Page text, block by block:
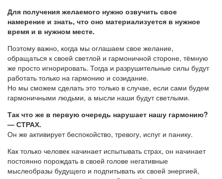
Для получения желаемого нужно озвучить свое
намерение и знать, что оно материализуется в нужное
время и в нужном месте.
Поэтому важно, когда мы оглашаем свое желание,
обращаться к своей светлой и гармоничной стороне, тёмную
же просто игнорировать. Тогда и разрушительные силы будут
работать только на гармонию и созидание.
Но мы сможем сделать это только в случае, если сами будем
гармоничными людьми, а мысли наши будут светлыми.
Так что же в первую очередь нарушает нашу гармонию?
— СТРАХ.
Он же активирует беспокойство, тревогу, испуг и панику.
Как только человек начинает испытывать страх, он начинает
постоянно порождать в своей голове негативные
мыслеобразы будущего и подпитывать их своей энергией,